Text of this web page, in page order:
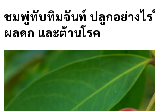
ชมพู่ทับทิมจันท์ ปลูกอย่างไร
ผลดก และต้านโรค